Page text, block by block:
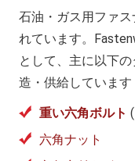
石油・ガス用ファ
れています。
として、主に以下
造・供給しています
重い六角ボルト
六角ナット